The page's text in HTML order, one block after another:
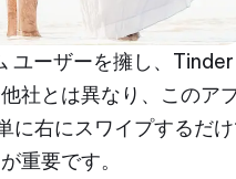
ユーザーを擁し、
社とは異なり、このア
に右にスワイプするだ
重要です。